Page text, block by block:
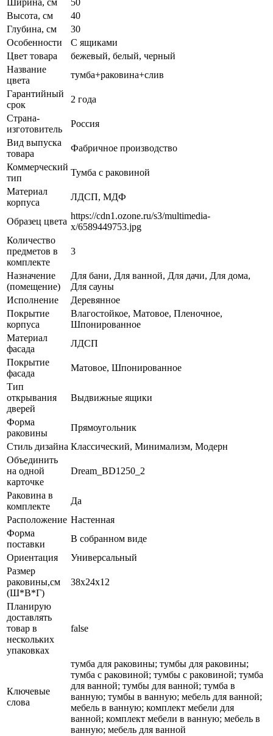
Высота, см
40
Глубина, см
30
Особенности
С ящиками
Цвет товара
бежевый, белый, черный
Название
цвета
тумба+раковина+слив
Гарантийный
срок
2 года
Страна-
изготовитель
Россия
Вид выпуска
товара
Фабричное производство
Коммерческий
тип
Тумба с раковиной
Материал
корпуса
ЛДСП, МДФ
Образец цвета
https://cdn1.ozone.ru/s3/multimedia-
x/6589449753.jpg
Количество
предметов в
комплекте
3
Назначение
(помещение)
Для бани, Для ванной, Для дачи, Для дома,
Для сауны
Исполнение
Деревянное
Покрытие
корпуса
Влагостойкое, Матовое, Пленочное,
Шпонированное
Материал
фасада
ЛДСП
Покрытие
фасада
Матовое, Шпонированное
Тип
открывания
дверей
Выдвижные ящики
Форма
раковины
Прямоугольник
Стиль дизайна Классический, Минимализм, Модерн
Объединить
на одной
карточке
Dream_BD1250_2
Раковина в
комплекте
Да
Расположение Настенная
Форма
поставки
В собранном виде
Ориентация
Универсальный
Размер
раковины,см
(Ш*В*Г)
38х24х12
Планирую
доставлять
товар в
нескольких
упаковках
false
Ключевые
слова
тумба для раковины; тумбы для раковины;
тумба с раковиной; тумбы с раковиной; тумба
для ванной; тумбы для ванной; тумба в
ванную; тумбы в ванную; мебель для ванной;
мебель в ванную; комплект мебели для
ванной; комплект мебели в ванную; мебель в
ванную; мебель для ванной